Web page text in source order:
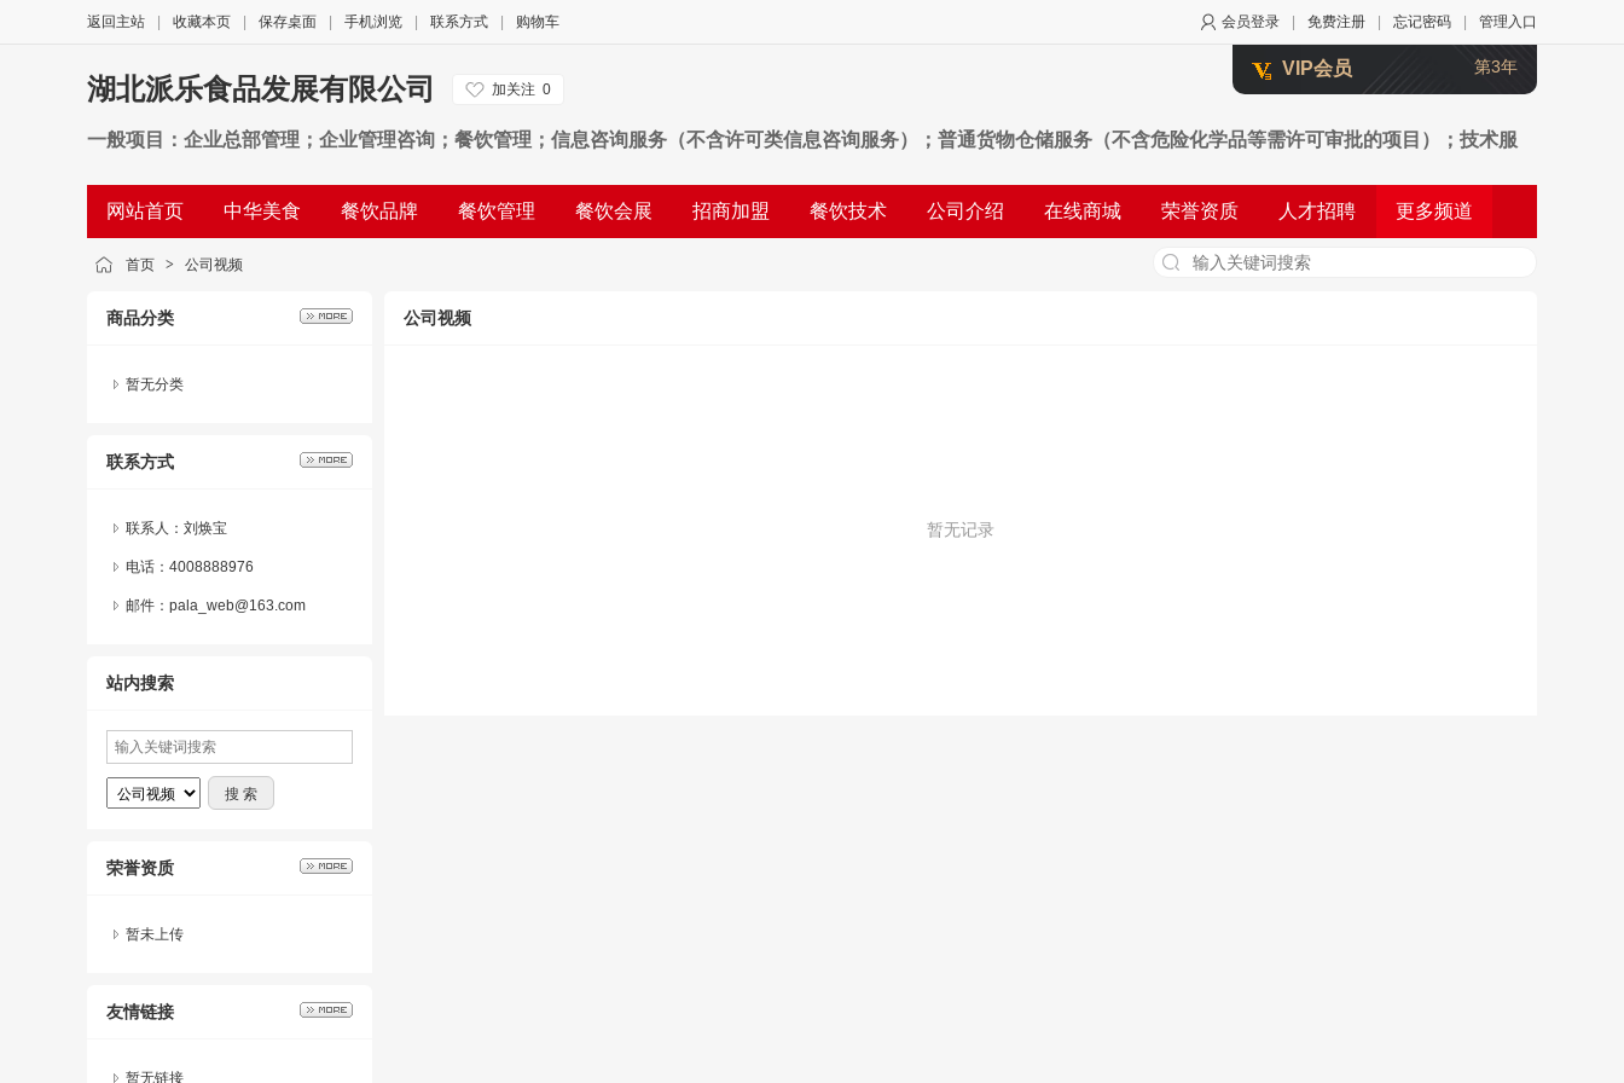
会员登录 免费注册 忘记密码 管理入口
返回主站 收藏本页 保存桌面 手机浏览 联系方式 购物车
VIP会员 第3年
湖北派乐食品发展有限公司 加关注 0
一般项目：企业总部管理；企业管理咨询；餐饮管理；信息咨询服务（不含许可类信息咨询服务）；普通货物仓储服务（不含危险化学品等需许可审批的项目）；技术服
购；咨询策划服务；住房租赁；非居住房地产租赁；物业管理；酒店管理；外卖递送服务；品牌管理；市场营销策划；商业综合体管理服务
网站首页 中华美食 餐饮品牌 餐饮管理 餐饮会展 招商加盟 餐饮技术 公司介绍 在线商城 荣誉资质 人才招聘 更多频道
公司相册 公司视频
首页 > 公司视频
商品分类
暂无分类
联系方式
联系人：刘焕宝
电话：4008888976
邮件：pala_web@163.com
站内搜索
荣誉资质
暂未上传
友情链接
暂无链接
公司视频
暂无记录